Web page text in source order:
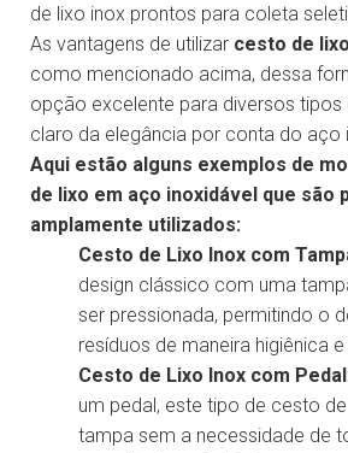
de lixo inox prontos para coleta
As vantagens de utilizar cesto de
como mencionado acima, dessa
opção excelente para diversos tipos
claro da elegância por conta do aço
Aqui estão alguns exemplos de
de lixo em aço inoxidável que são
amplamente utilizados:
Cesto de Lixo Inox com
design clássico com uma
ser pressionada, permitindo o
resíduos de maneira higiênica
Cesto de Lixo Inox com
um pedal, este tipo de cesto
tampa sem a necessidade de